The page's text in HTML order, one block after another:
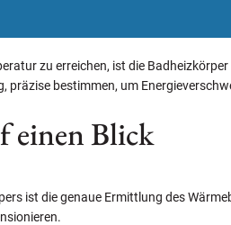
zu erreichen, ist die
präzise bestimmen, um
einen Blick
ist die genaue Ermittlung des